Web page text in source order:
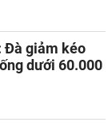
Đà giảm kéo
dưới 60.000